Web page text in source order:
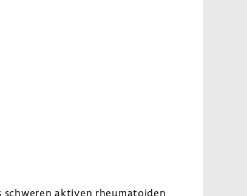
aktiven rheu­ma­to­iden